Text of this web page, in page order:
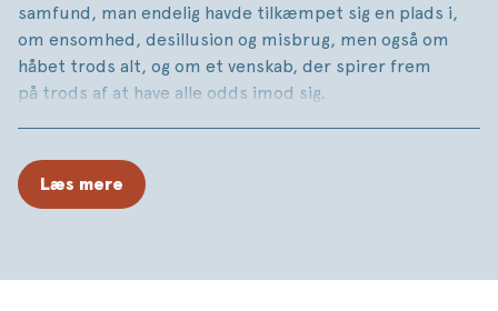
samfund, man endelig havde tilkæmpet sig en plads i,
om ensomhed, desillusion og misbrug, men også om
håbet trods alt, og om et venskab, der spirer frem
på trods af at have alle odds imod sig.
lige smuk og forførende, men er ved at blive gammel;
den rene død for en skuespillerindes karriere. Oscar
Læs mere